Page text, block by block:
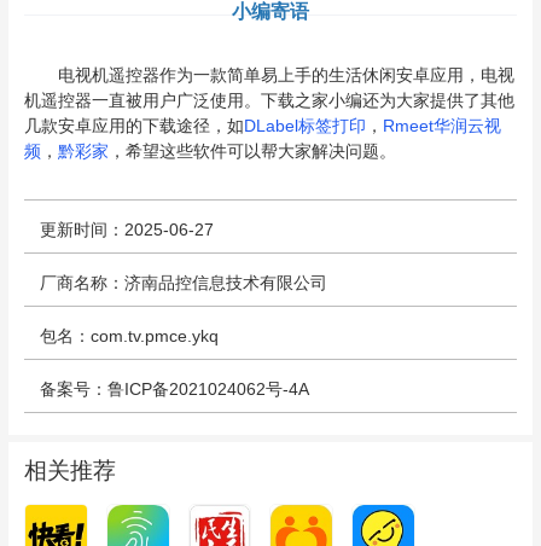
小编寄语
电视机遥控器作为一款简单易上手的生活休闲安卓应用，电视
机遥控器一直被用户广泛使用。下载之家小编还为大家提供了其他
几款安卓应用的下载途径，如DLabel标签打印 ， Rmeet华润云视
频， 黔彩家 ，希望这些软件可以帮大家解决问题。
更新时间：2025-06-27
厂商名称：济南品控信息技术有限公司
包名：com.tv.pmce.ykq
备案号：鲁ICP备2021024062号-4A
相关推荐